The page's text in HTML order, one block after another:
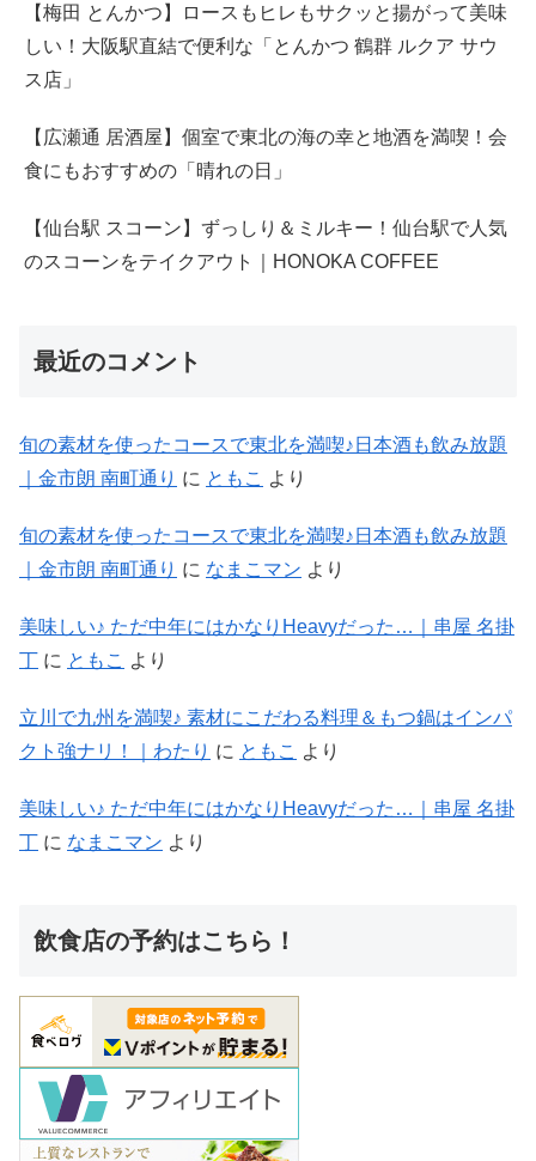
【梅田 とんかつ】ロースもヒレもサクッと揚がって美味
しい！大阪駅直結で便利な「とんかつ 鶴群 ルクア サウ
ス店」
【広瀬通 居酒屋】個室で東北の海の幸と地酒を満喫！会
食にもおすすめの「晴れの日」
【仙台駅 スコーン】ずっしり＆ミルキー！仙台駅で人気
のスコーンをテイクアウト｜HONOKA COFFEE
最近のコメント
旬の素材を使ったコースで東北を満喫♪日本酒も飲み放題
｜金市朗 南町通り に ともこ より
旬の素材を使ったコースで東北を満喫♪日本酒も飲み放題
｜金市朗 南町通り に なまこマン より
美味しい♪ ただ中年にはかなりHeavyだった…｜串屋 名掛
丁 に ともこ より
立川で九州を満喫♪ 素材にこだわる料理＆もつ鍋はインパ
クト強ナリ！｜わたり に ともこ より
美味しい♪ ただ中年にはかなりHeavyだった…｜串屋 名掛
丁 に なまこマン より
飲食店の予約はこちら！